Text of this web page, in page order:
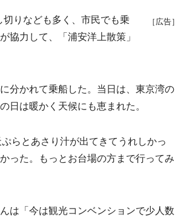
［広告］
りなども多く、市民でも乗
協力して、「浦安洋上散策」
分かれて乗船した。当日は、東京湾の
日は暖かく天候にも恵まれた。
らとあさり汁が出てきてうれしかっ
った。もっとお台場の方まで行ってみ
は「今は観光コンベンションで少人数